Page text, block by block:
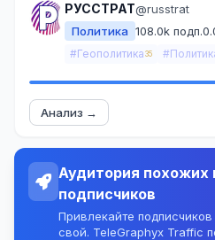
РУССТРАТ@russtrat
Политика 108.0k подп.
#Геополитика 35
Анализ →
Аудитория похожих
подписчиков
Привлекайте
свой. TeleGraphyx Traffic